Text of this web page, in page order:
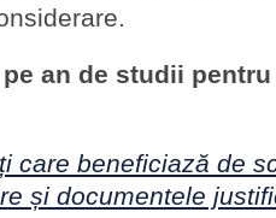
an de studii
care beneficiază de
și documentele